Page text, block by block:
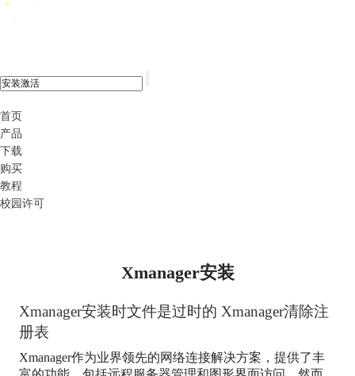
首页
产品
下载
购买
教程
校园许可
Xmanager安装
Xmanager安装时文件是过时的 Xmanager清除注
册表
Xmanager作为业界领先的网络连接解决方案，提供了丰